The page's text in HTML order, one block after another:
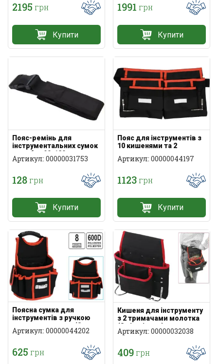
2195 грн
Купити
1991 грн
Купити
Пояс-ремінь для
інструментальних сумок
та кобур 90-120 см
Артикул: 00000031753
128грн
Купити
Пояс для інструментів з
10 кишенями та 2
Артикул: 00000044197
1123грн
Купити
Поясна сумка для
інструментів з ручкою
для перенесення (8
кишень)
Артикул: 00000044202
625 грн
Кишеня для інструменту
з 2 тримачами молотка
(8 відділень)
Артикул: 00000032038
409грн